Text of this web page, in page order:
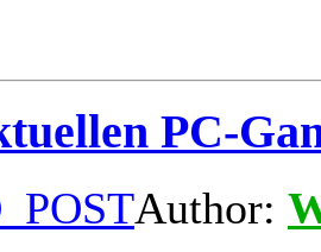
PC-
Author: